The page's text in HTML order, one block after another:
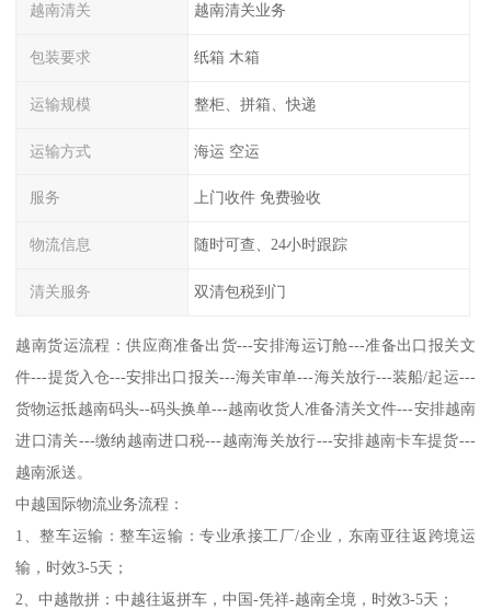
越南清关 越南清关业务
包装要求 纸箱 木箱
运输规模 整柜、拼箱、快递
运输方式 海运 空运
服务 上门收件 免费验收
物流信息 随时可查、24小时跟踪
清关服务 双清包税到门
越南货运流程：供应商准备出货---安排海运订舱---准备出口报关文
件---提货入仓---安排出口报关---海关审单---海关放行---装船/起运---
货物运抵越南码头--码头换单---越南收货人准备清关文件---安排越南
进口清关---缴纳越南进口税---越南海关放行---安排越南卡车提货---
越南派送。
中越国际物流业务流程：
1、整车运输：整车运输：专业承接工厂/企业，东南亚往返跨境运
输，时效3-5天；
2、中越散拼：中越往返拼车，中国-凭祥-越南全境，时效3-5天；